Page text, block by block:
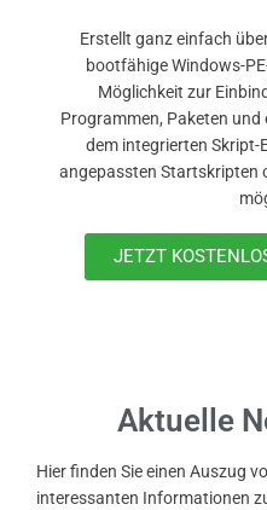
Erstellt ganz einfach
bootfähige Windows-
Möglichkeit zur
Programmen, Paketen
dem integrierten Skript-
angepassten Startskripten
JETZT
Aktuelle
Hier finden Sie einen Auszug
interessanten Informationen